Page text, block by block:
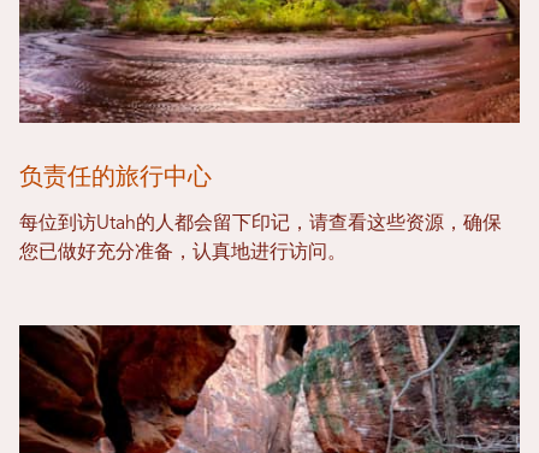
负责任的旅行中心
每位到访Utah的人都会留下印记，请查看这些资源，确保
您已做好充分准备，认真地进行访问。